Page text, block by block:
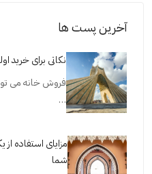
آخرین پست ها
نکاتی برای خرید
فروش خانه می
…
مزایای استفاده
شما